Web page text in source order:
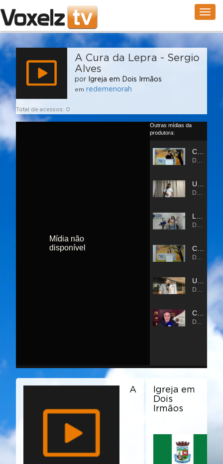
A Cura da Lepra - Sergio
Alves
por Igreja em Dois Irmãos
em redemenorah
Total de acessos: 0
Outras mídias da
produtora:
A
Igreja em
Dois
Irmãos